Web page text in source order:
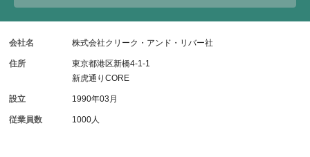
会社名 株式会社クリーク・アンド・リバー社
住所
東京都港区新橋4-1-1
新虎通りCORE
設立 1990年03月
従業員数 1000人